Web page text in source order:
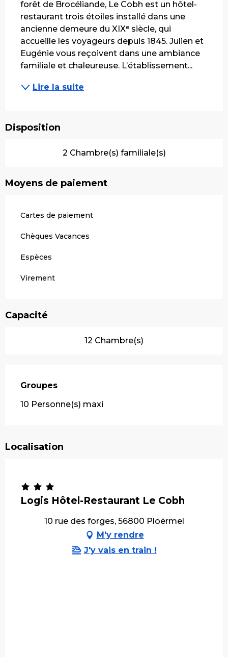
forêt de Brocéliande, Le Cobh est un hôtel-
restaurant trois étoiles installé dans une
ancienne demeure du XIXᵉ siècle, qui
accueille les voyageurs depuis 1845. Julien et
Eugénie vous reçoivent dans une ambiance
familiale et chaleureuse. L’établissement...
Lire la suite
Disposition
2 Chambre(s) familiale(s)
Moyens de paiement
Cartes de paiement
Chèques Vacances
Espèces
Virement
Capacité
12 Chambre(s)
Groupes
Groupes
10 Personne(s) maxi
Localisation
Logis Hôtel-Restaurant Le Cobh
10 rue des forges, 56800 Ploërmel
M'y rendre
J'y vais en train !